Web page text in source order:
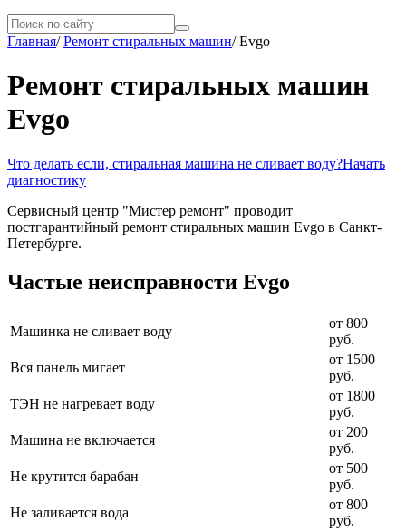
Главная/Ремонт стиральных машин/Evgo
Ремонт стиральных машин
Evgo
Что делать если, стиральная машина не сливает воду?Начать
диагностику
Сервисный центр "Мистер ремонт" проводит
постгарантийный ремонт стиральных машин Evgo в Санкт-
Петербурге.
Частые неисправности Evgo
Машинка не сливает воду
от 800
руб.
Вся панель мигает
от 1500
руб.
ТЭН не нагревает воду
от 1800
руб.
Машина не включается
от 200
руб.
Не крутится барабан
от 500
руб.
Не заливается вода
от 800
руб.